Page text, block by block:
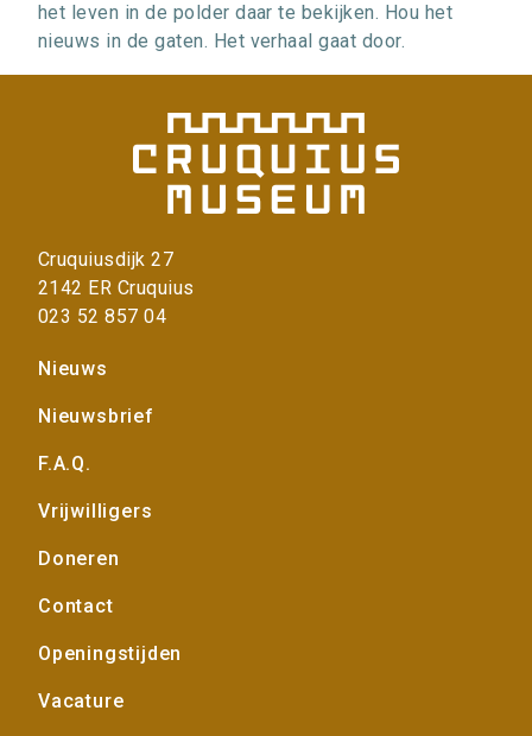
het leven in de polder daar te bekijken. Hou het
nieuws in de gaten. Het verhaal gaat door.
Cruquiusdijk 27
2142 ER Cruquius
023 52 857 04
Voet
Nieuws
Nieuwsbrief
F.A.Q.
Vrijwilligers
Doneren
Contact
Openingstijden
Vacature